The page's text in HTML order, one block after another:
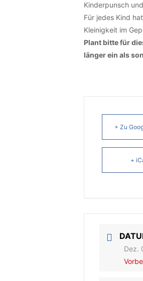
Kinderpunsch
Für jedes Kind
Kleinigkeit im
Plant bitte für
länger ein als
+ Zu
+
Dez.